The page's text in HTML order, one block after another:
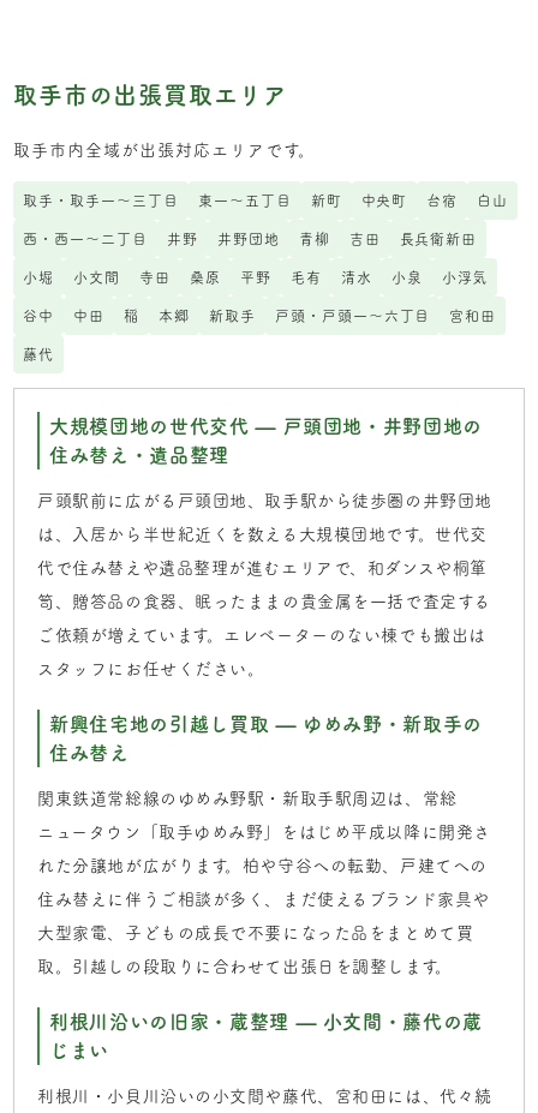
取手市の出張買取エリア
取手市内全域が出張対応エリアです。
取手・取手一〜三丁目 東一〜五丁目 新町 中央町 台宿 白山
西・西一〜二丁目 井野 井野団地 青柳 吉田 長兵衛新田
小堀 小文間 寺田 桑原 平野 毛有 清水 小泉 小浮気
谷中 中田 稲 本郷 新取手 戸頭・戸頭一〜六丁目 宮和田
藤代
大規模団地の世代交代 — 戸頭団地・井野団地の
住み替え・遺品整理
戸頭駅前に広がる戸頭団地、取手駅から徒歩圏の井野団地
は、入居から半世紀近くを数える大規模団地です。世代交
代で住み替えや遺品整理が進むエリアで、和ダンスや桐箪
笥、贈答品の食器、眠ったままの貴金属を一括で査定する
ご依頼が増えています。エレベーターのない棟でも搬出は
スタッフにお任せください。
新興住宅地の引越し買取 — ゆめみ野・新取手の
住み替え
関東鉄道常総線のゆめみ野駅・新取手駅周辺は、常総
ニュータウン「取手ゆめみ野」をはじめ平成以降に開発さ
れた分譲地が広がります。柏や守谷への転勤、戸建てへの
住み替えに伴うご相談が多く、まだ使えるブランド家具や
大型家電、子どもの成長で不要になった品をまとめて買
取。引越しの段取りに合わせて出張日を調整します。
利根川沿いの旧家・蔵整理 — 小文間・藤代の蔵
じまい
利根川・小貝川沿いの小文間や藤代、宮和田には、代々続